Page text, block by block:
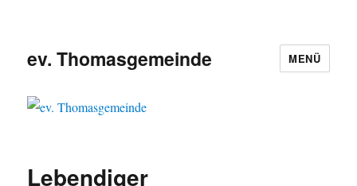
ev. Thomasgemeinde MENÜ
Lebendiger